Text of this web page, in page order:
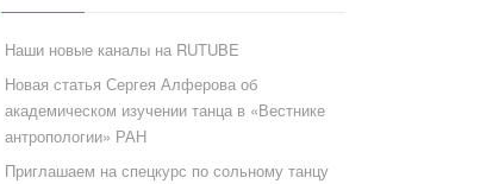
Наши новые каналы на RUTUBE
Новая статья Сергея Алферова об
академическом изучении танца в «Вестнике
антропологии» РАН
Приглашаем на спецкурс по сольному танцу